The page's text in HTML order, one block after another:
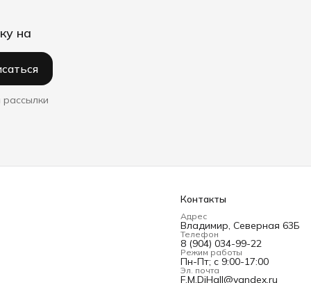
на
Контакты
Адрес
Владимир, Северная 63Б
Телефон
8 (904) 034-99-22
Режим работы
Пн-Пт; с 9:00-17:00
Эл. почта
F.M.DiHall@yandex.ru